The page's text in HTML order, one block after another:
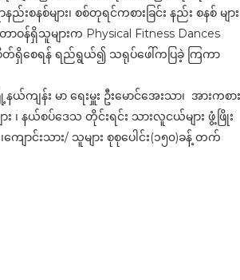
းစနစ်များ၊ စစ်တုရင်ကစားခြင်း နည်း စနစ် များ
ာဝန်ရှိသူများက Physical Fitness Dances
လိုစိတ်ရှိစေရန် ရည်ရွယ်၍ သရုပ်ဖေါ်ကပြခဲ့ ကြကာ
ျန်း မာ ရေးမှူး ဦးမောင်အေးသာ၊ အားကစား
း ၊ နယ်စပ်ဒေသ တိုင်းရင်း သားလူငယ်များ ဖွံ့ဖြိုး
ျောင်းသား/ သူများ စုစုပေါင်း(၁၅၀)ခန့် တက်